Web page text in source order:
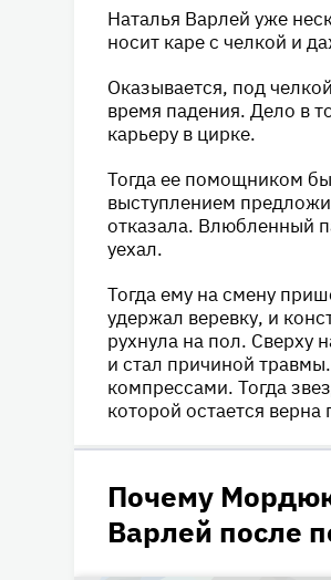
Наталья Варлей уже
носит каре с челкой и
Оказывается, под
время падения. Дело в
карьеру в цирке.
Тогда ее помощником
выступлением
отказала. Влюбленный
уехал.
Тогда ему на смену
удержал веревку, и
рухнула на пол. Сверху
и стал причиной
компрессами. Тогда
которой остается
Почему
Варлей после